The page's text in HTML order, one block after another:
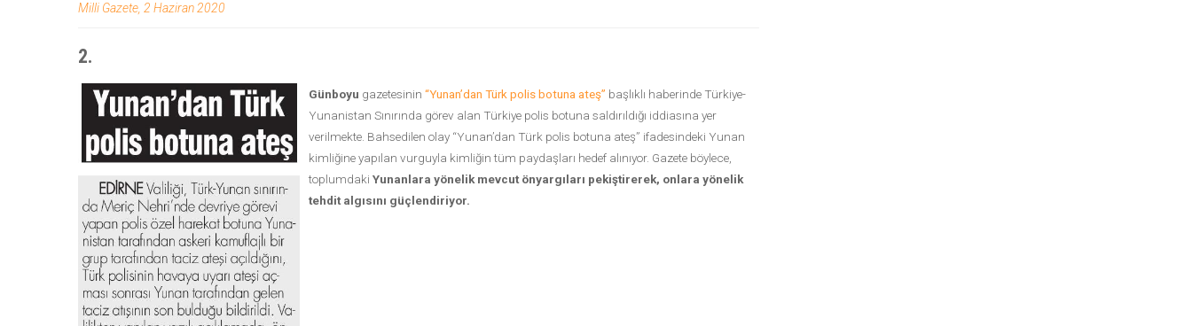
Milli Gazete, 2 Haziran 2020
2.
Günboyu gazetesinin “Yunan’dan Türk polis botuna ateş” başlıklı haberinde Türkiye-
Yunanistan Sınırında görev alan Türkiye polis botuna saldırıldığı iddiasına yer
verilmekte. Bahsedilen olay “Yunan’dan Türk polis botuna ateş” ifadesindeki Yunan
kimliğine yapılan vurguyla kimliğin tüm paydaşları hedef alınıyor. Gazete böylece,
toplumdaki Yunanlara yönelik mevcut önyargıları pekiştirerek, onlara yönelik
tehdit algısını güçlendiriyor.